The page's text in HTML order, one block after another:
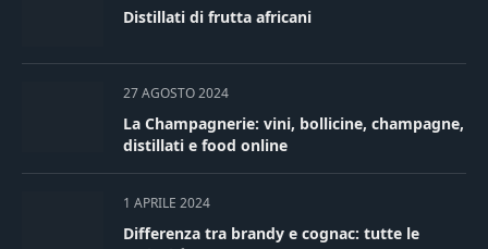
Distillati di frutta africani
27 AGOSTO 2024
La Champagnerie: vini, bollicine, champagne,
distillati e food online
1 APRILE 2024
Differenza tra brandy e cognac: tutte le